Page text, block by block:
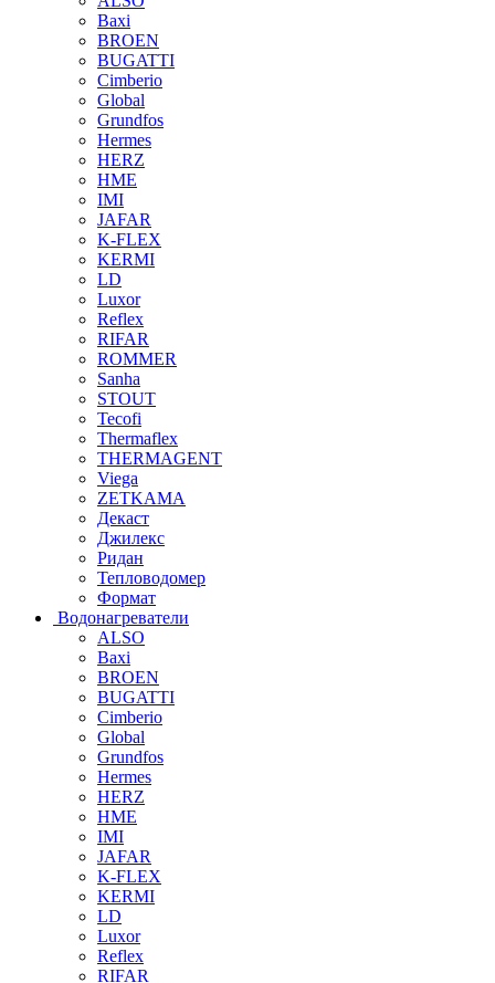
Baxi
BROEN
BUGATTI
Cimberio
Global
Grundfos
Hermes
HERZ
HME
IMI
JAFAR
K-FLEX
KERMI
LD
Luxor
Reflex
RIFAR
ROMMER
Sanha
STOUT
Tecofi
Thermaflex
THERMAGENT
Viega
ZETKAMA
Декаст
Джилекс
Ридан
Тепловодомер
Формат
Водонагреватели
ALSO
Baxi
BROEN
BUGATTI
Cimberio
Global
Grundfos
Hermes
HERZ
HME
IMI
JAFAR
K-FLEX
KERMI
LD
Luxor
Reflex
RIFAR